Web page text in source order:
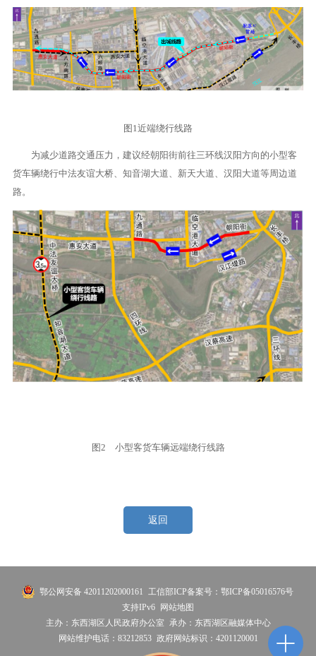
图1近端绕行线路
为减少道路交通压力，建议经朝阳街前往三环线汉阳方向的小型客
货车辆绕行中法友谊大桥、知音湖大道、新天大道、汉阳大道等周边道
路。
图2 小型客货车辆远端绕行线路
返回
鄂公网安备 42011202000161 工信部ICP备案号：鄂ICP备05016576号
支持IPv6
网站地图
主办：东西湖区人民政府办公室 承办：东西湖区融媒体中心
网站维护电话：83212853 政府网站标识：4201120001